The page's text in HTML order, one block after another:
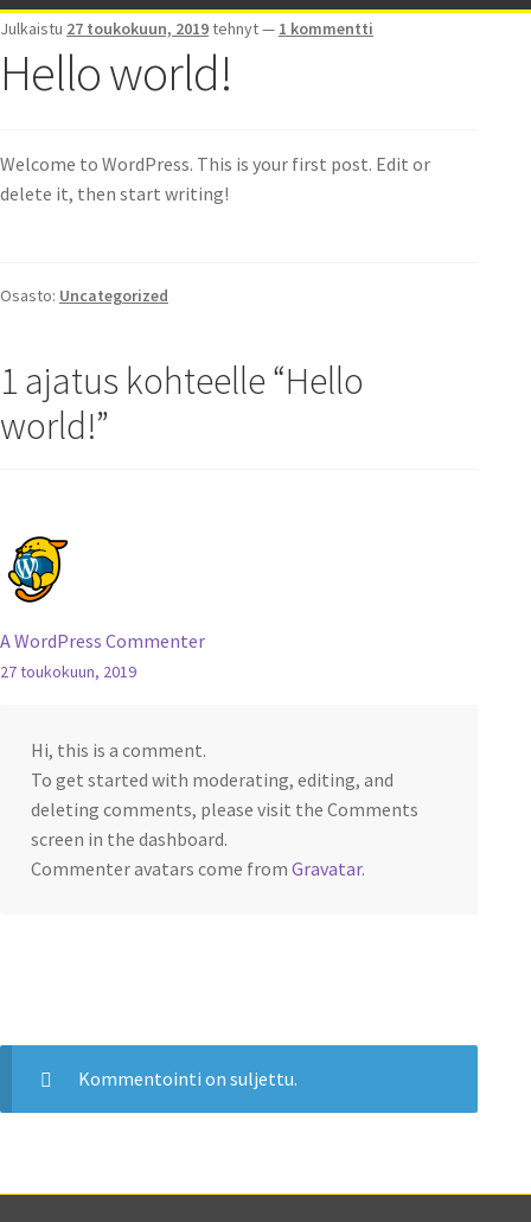
Julkaistu 27 toukokuun, 2019tehnyt— 1 kommentti
Hello world!
Welcome to WordPress. This is your first post. Edit or
delete it, then start writing!
Osasto: Uncategorized
1 ajatus kohteelle “Hello
world!”
A WordPress Commenter
27 toukokuun, 2019
Hi, this is a comment.
To get started with moderating, editing, and
deleting comments, please visit the Comments
screen in the dashboard.
Commenter avatars come from Gravatar.
Kommentointi on suljettu.